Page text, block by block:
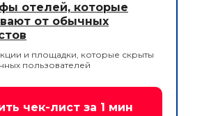
отелей, которые
от обычных
и площадки, которые скрыты
пользователей
чек-лист за 1 мин